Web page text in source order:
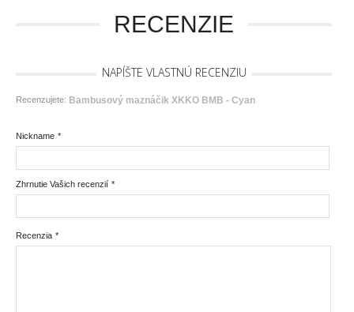
RECENZIE
NAPÍŠTE VLASTNÚ RECENZIU
Recenzujete: Bambusový maznáčik XKKO BMB - Cyan
*
Nickname
*
Zhrnutie Vašich recenzií
*
Recenzia